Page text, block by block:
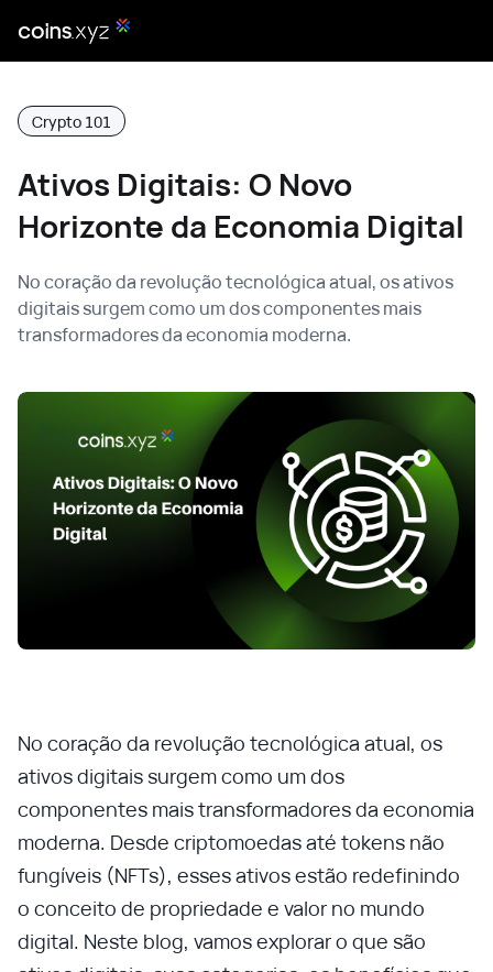
Crypto 101
Ativos Digitais: O Novo
Horizonte da Economia Digital
No coração da revolução tecnológica atual, os ativos
digitais surgem como um dos componentes mais
transformadores da economia moderna.
No coração da revolução tecnológica atual, os
ativos digitais surgem como um dos
componentes mais transformadores da economia
moderna. Desde criptomoedas até tokens não
fungíveis (NFTs), esses ativos estão redefinindo
o conceito de propriedade e valor no mundo
digital. Neste blog, vamos explorar o que são